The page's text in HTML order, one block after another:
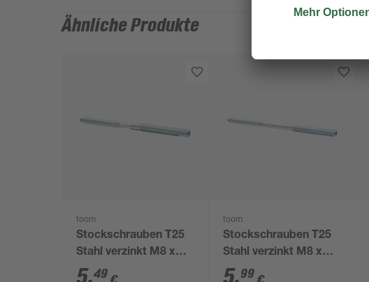
Ähnliche Produkte
toom
Stockschrauben T25
Stahl verzinkt M8 x
120 mm 4 Stück
49
toom
Stockschrauben T25
Stahl verzinkt M8 x
140 mm 4 Stück
99